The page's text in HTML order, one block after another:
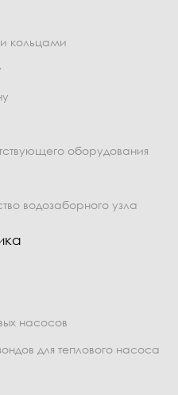
кольцами
оборудования
водозаборного узла
насосов
для теплового насоса